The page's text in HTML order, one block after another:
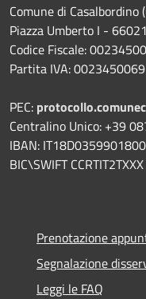
Comune di Casalbordino
Piazza Umberto I - 66021
Codice Fiscale:
Partita IVA:
PEC:
Centralino Unico: +39
IBAN:
BIC\SWIFT CCRTIT2TXXX
Prenotazione
Segnalazione
Leggi le FAQ